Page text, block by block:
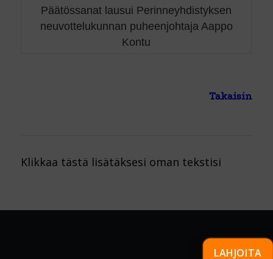
Päätössanat lausui Perinneyhdistyksen
neuvottelukunnan puheenjohtaja Aappo
Kontu
Takaisin
Klikkaa tästä lisätäksesi oman tekstisi
LAHJOITA